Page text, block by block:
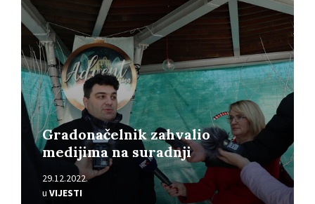
Gradonačelnik zahvalio
medijima na suradnji
29.12.2022.
u VIJESTI